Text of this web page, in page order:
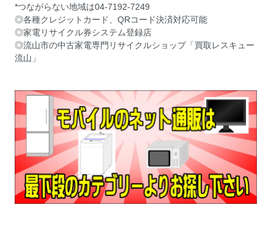
*つながらない地域は04-7192-7249
◎各種クレジットカード、QRコード決済対応可能
◎家電リサイクル券システム登録店
◎流山市の中古家電専門リサイクルショップ「買取レスキュー
流山」